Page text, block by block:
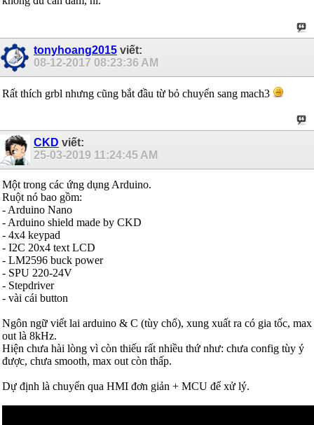
tonyhoang2015 viết:
08-12-2017 08:23:36 AM
Rất thích grbl nhưng cũng bắt đầu từ bỏ chuyển sang mach3
CKD viết:
25-03-2019 11:24:45 AM
Một trong các ứng dụng Arduino.
Ruột nó bao gồm:
- Arduino Nano
- Arduino shield made by CKD
- 4x4 keypad
- I2C 20x4 text LCD
- LM2596 buck power
- SPU 220-24V
- Stepdriver
- vài cái button
Ngôn ngữ viết lai arduino & C (tùy chổ), xung xuất ra có gia tốc, max
out là 8kHz.
Hiện chưa hài lòng vì còn thiếu rất nhiều thứ như: chưa config tùy ý
được, chưa smooth, max out còn thấp.
Dự định là chuyển qua HMI đơn giản + MCU để xử lý.